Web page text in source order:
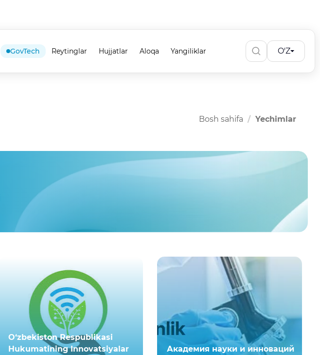
GovTech Reytinglar Hujjatlar Aloqa Yangiliklar O'Z
Bosh sahifa Yechimlar
O‘zbekiston Respublikasi
Hukumatining Innovatsiyalar
Академия науки и инноваций